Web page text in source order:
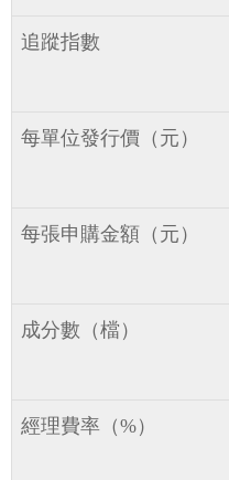
追蹤指數
每單位發行價（元）
每張申購金額（元）
成分數（檔）
經理費率（%）